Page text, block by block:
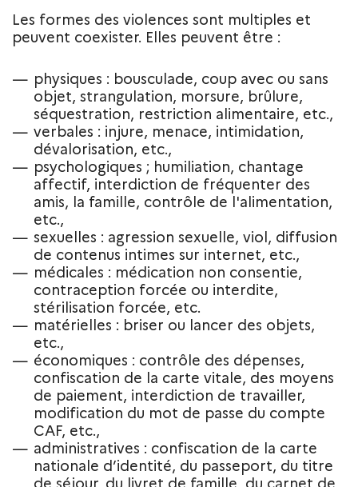
Les formes des violences sont multiples et
peuvent coexister. Elles peuvent être :
physiques : bousculade, coup avec ou sans
objet, strangulation, morsure, brûlure,
séquestration, restriction alimentaire, etc.,
verbales : injure, menace, intimidation,
dévalorisation, etc.,
psychologiques ; humiliation, chantage
affectif, interdiction de fréquenter des
amis, la famille, contrôle de l'alimentation,
etc.,
sexuelles : agression sexuelle, viol, diffusion
de contenus intimes sur internet, etc.,
médicales : médication non consentie,
contraception forcée ou interdite,
stérilisation forcée, etc.
matérielles : briser ou lancer des objets,
etc.,
économiques : contrôle des dépenses,
confiscation de la carte vitale, des moyens
de paiement, interdiction de travailler,
modification du mot de passe du compte
CAF, etc.,
administratives : confiscation de la carte
nationale d’identité, du passeport, du titre